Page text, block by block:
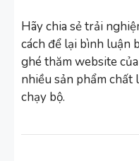
Hãy chia sẻ trải
cách để lại bình luận
ghé thăm website
nhiều sản phẩm chất
chạy bộ.